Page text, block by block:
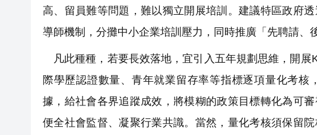
高、留員難等問題，難以獨立開展培訓。建議特區政府
導師機制，分攤中小企業培訓壓力，同時推廣「先聘請、
凡此種種，若要長效落地，宜引入五年規劃思維，開
際學歷認證數量、青年就業留存率等指標逐項量化考
據，給社會各界追蹤成效，將模糊的政策目標轉化為可
便全社會監督、凝聚行業共識。當然，量化考核須保留